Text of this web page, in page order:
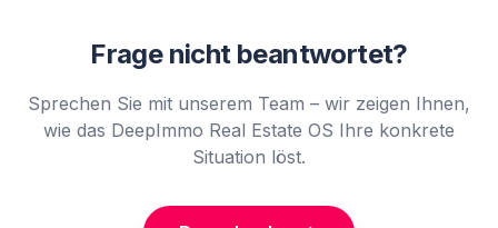
Frage nicht beantwortet?
Sprechen Sie mit unserem Team – wir zeigen Ihnen,
wie das DeepImmo Real Estate OS Ihre konkrete
Situation löst.